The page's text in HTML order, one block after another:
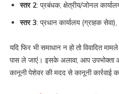
स्तर 2: प्रबंधक, क्षेत्रीय/जोनल
स्तर 3: प्रधान कार्यालय (ग्राहक
यदि फिर भी समाधान न हो तो विवादित
पास ले जाएं। इसके अलावा, आप
कानूनी पेशेवर की मदद से कानूनी कार्रवाई